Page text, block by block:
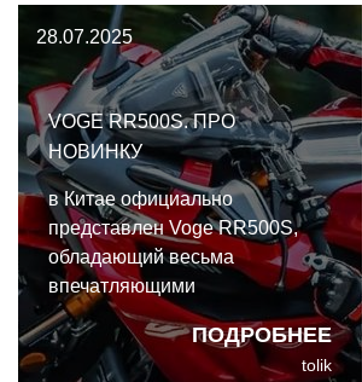
28.07.2025
VOGE RR500S. ПРО
НОВИНКУ
ПОДРОБНЕЕ
в Китае официально
представлен Voge RR500S,
обладающий весьма
впечатляющими
характеристиками по меркам
высококонкурентного рынка
четырёхцилиндровых
tolik